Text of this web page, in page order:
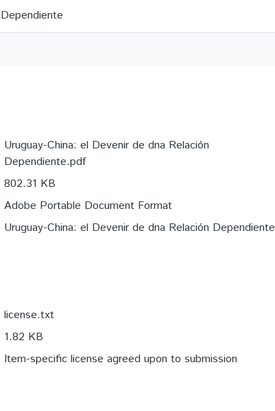
Uruguay-China: el Devenir de dna Relación
Dependiente.pdf
802.31 KB
Adobe Portable Document Format
Uruguay-China: el Devenir de dna Relación Dependiente
license.txt
1.82 KB
Item-specific license agreed upon to submission